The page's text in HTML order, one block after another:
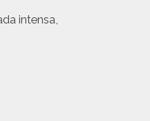
intensa,